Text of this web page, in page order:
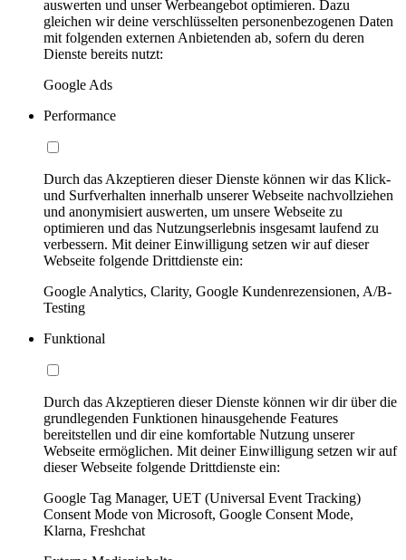
auswerten und unser Werbeangebot optimieren. Dazu
gleichen wir deine verschlüsselten personenbezogenen Daten
mit folgenden externen Anbietenden ab, sofern du deren
Dienste bereits nutzt:
Google Ads
Performance
Durch das Akzeptieren dieser Dienste können wir das Klick-
und Surfverhalten innerhalb unserer Webseite nachvollziehen
und anonymisiert auswerten, um unsere Webseite zu
optimieren und das Nutzungserlebnis insgesamt laufend zu
verbessern. Mit deiner Einwilligung setzen wir auf dieser
Webseite folgende Drittdienste ein:
Google Analytics, Clarity, Google Kundenrezensionen, A/B-
Testing
Funktional
Durch das Akzeptieren dieser Dienste können wir dir über die
grundlegenden Funktionen hinausgehende Features
bereitstellen und dir eine komfortable Nutzung unserer
Webseite ermöglichen. Mit deiner Einwilligung setzen wir auf
dieser Webseite folgende Drittdienste ein:
Google Tag Manager, UET (Universal Event Tracking)
Consent Mode von Microsoft, Google Consent Mode,
Klarna, Freshchat